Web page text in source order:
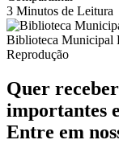
3 Minutos de Leitura
Biblioteca Municipal
Reprodução
Quer
importantes
Entre em